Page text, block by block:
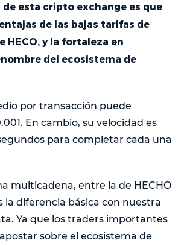
de esta cripto exchange es que
de las bajas tarifas de
HECO, y la fortaleza en
del ecosistema de
por transacción puede
En cambio, su velocidad es
para completar cada una
multicadena, entre la de HECHO
la diferencia básica con nuestra
Ya que los traders importantes
sobre el ecosistema de